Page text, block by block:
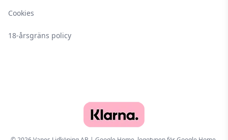
Cookies
18-årsgräns policy